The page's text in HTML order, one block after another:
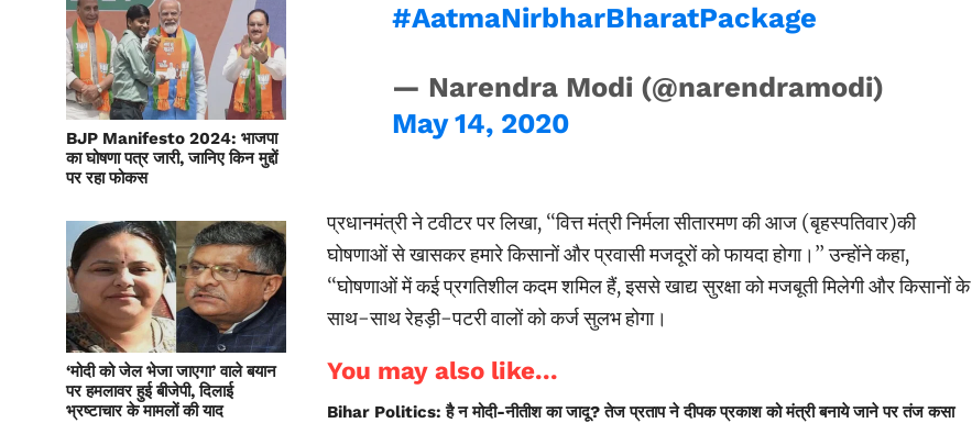
BJP Manifesto 2024: भाजपा
का घोषणा पत्र जारी, जानिए किन मुद्दों
पर रहा फोकस
‘मोदी को जेल भेजा जाएगा’ वाले बयान
पर हमलावर हुई बीजेपी, दिलाई
भ्रष्टाचार के मामलों की याद
#AatmaNirbharBharatPackage
— Narendra Modi (@narendramodi)
May 14, 2020
प्रधानमंत्री ने टवीटर पर लिखा, ‘‘वित्त मंत्री निर्मला सीतारमण की आज (बृहस्पतिवार)की
घोषणाओं से खासकर हमारे किसानों और प्रवासी मजदूरों को फायदा होगा।’’ उन्होंने कहा,
‘‘घोषणाओं में कई प्रगतिशील कदम शमिल हैं, इससे खाद्य सुरक्षा को मजबूती मिलेगी और किसानों के
साथ-साथ रेहड़ी-पटरी वालों को कर्ज सुलभ होगा।
You may also like...
Bihar Politics: है न मोदी-नीतीश का जादू? तेज प्रताप ने दीपक प्रकाश को मंत्री बनाये जाने पर तंज कसा